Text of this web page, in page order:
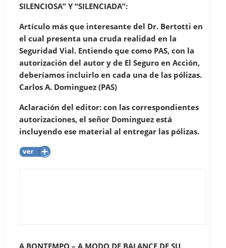
SILENCIOSA” Y “SILENCIADA”:
Artículo más que interesante del Dr. Bertotti en
el cual presenta una cruda realidad en la
Seguridad Vial. Entiendo que como PAS, con la
autorización del autor y de El Seguro en Acción,
deberíamos incluirlo en cada una de las pólizas.
Carlos A. Dominguez (PAS)
Aclaración del editor: con las correspondientes
autorizaciones, el señor Dominguez está
incluyendo ese material al entregar las pólizas.